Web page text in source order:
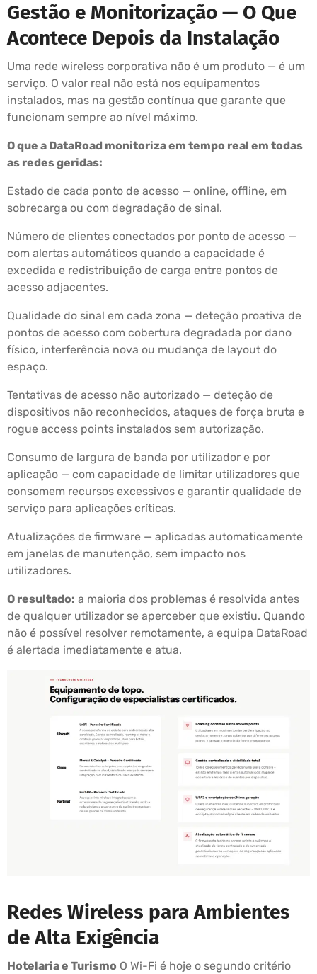
Gestão e Monitorização — O Que
Acontece Depois da Instalação
Uma rede wireless corporativa não é um produto — é um
serviço. O valor real não está nos equipamentos
instalados, mas na gestão contínua que garante que
funcionam sempre ao nível máximo.
O que a DataRoad monitoriza em tempo real em todas
as redes geridas:
Estado de cada ponto de acesso — online, offline, em
sobrecarga ou com degradação de sinal.
Número de clientes conectados por ponto de acesso —
com alertas automáticos quando a capacidade é
excedida e redistribuição de carga entre pontos de
acesso adjacentes.
Qualidade do sinal em cada zona — deteção proativa de
pontos de acesso com cobertura degradada por dano
físico, interferência nova ou mudança de layout do
espaço.
Tentativas de acesso não autorizado — deteção de
dispositivos não reconhecidos, ataques de força bruta e
rogue access points instalados sem autorização.
Consumo de largura de banda por utilizador e por
aplicação — com capacidade de limitar utilizadores que
consomem recursos excessivos e garantir qualidade de
serviço para aplicações críticas.
Atualizações de firmware — aplicadas automaticamente
em janelas de manutenção, sem impacto nos
utilizadores.
O resultado: a maioria dos problemas é resolvida antes
de qualquer utilizador se aperceber que existiu. Quando
não é possível resolver remotamente, a equipa DataRoad
é alertada imediatamente e atua.
Redes Wireless para Ambientes
de Alta Exigência
Hotelaria e Turismo O Wi-Fi é hoje o segundo critério